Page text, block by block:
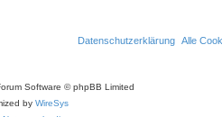
Alle
Datenschutzerklärung
Software © phpBB Limited
by WireSys